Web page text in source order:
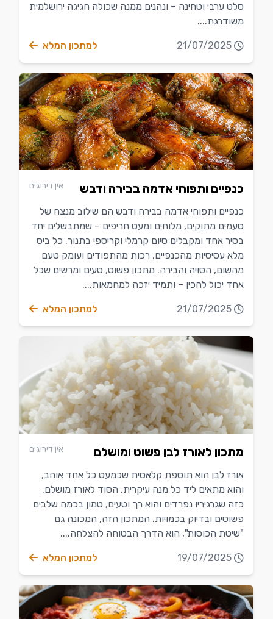
סלט ערבי וטחינה – ונהנים ממנה שכולה חגיגה ירושלמית
משודרגת....
21/07/2025 למתכון המלא
כנפיים ותפוחי אדמה בבירה ודבש אין דירוגים
כנפיים ותפוחי אדמה בבירה ודבש הם שילוב מנצח של
טעמים מתוקים, מלוחים ומעט חריפים – שמתבשלים יחד
בסיר אחד ומקבלים סיום קרמלי וקריספי בתנור. כל ביס
מלא עסיסיות מהכנפיים, רכות מהתפודים ועומק טעם
מהשום, הסויה והבירה. מתכון פשוט, טעים ומרשים שכל
אחד יכול להכין – ותמיד יזכה למחמאות....
21/07/2025 למתכון המלא
מתכון לאורז לבן פשוט ומושלם אין דירוגים
אורז לבן הוא תוספת קלאסית שכמעט כל אחד אוהב,
והוא מתאים ליד כל מנה עיקרית. הסוד לאורז מושלם,
כזה שגרגיריו נפרדים והוא רך וטעים, טמון בכמה שלבים
פשוטים ובדיוק בכמויות. המתכון הזה, המכונה גם
"שיטת הכוסות", הוא הדרך הבטוחה להצלחה....
19/07/2025 למתכון המלא